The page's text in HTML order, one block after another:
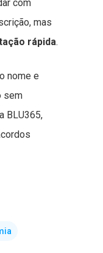
com
mas
rápida.
nome e
sem
BLU365,